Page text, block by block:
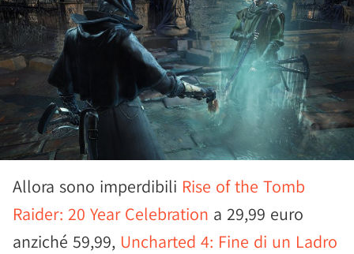
Allora sono imperdibili Rise of the Tomb
Raider: 20 Year Celebration a 29,99 euro
anziché 59,99, Uncharted 4: Fine di un Ladro